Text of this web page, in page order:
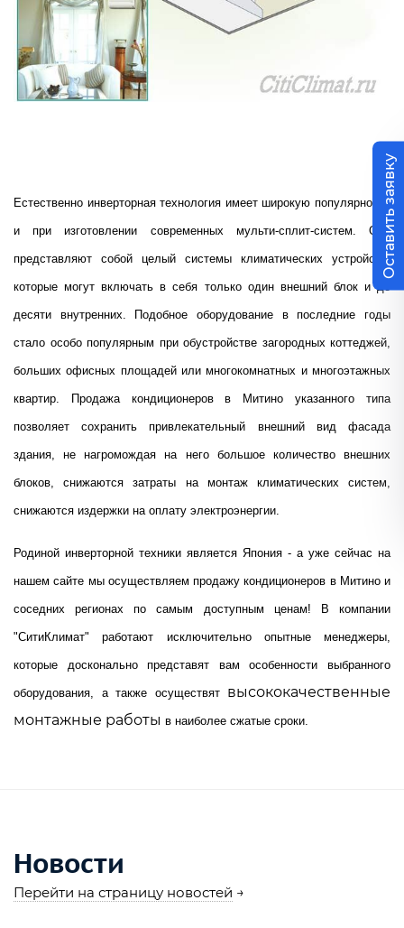
Естественно инверторная технология имеет широкую популярность
и при изготовлении современных мульти-сплит-систем. Они
представляют собой целый системы климатических устройств,
которые могут включать в себя только один внешний блок и до
десяти внутренних. Подобное оборудование в последние годы
стало особо популярным при обустройстве загородных коттеджей,
больших офисных площадей или многокомнатных и многоэтажных
квартир. Продажа кондиционеров в Митино указанного типа
позволяет сохранить привлекательный внешний вид фасада
здания, не нагромождая на него большое количество внешних
блоков, снижаются затраты на монтаж климатических систем,
снижаются издержки на оплату электроэнергии.
Родиной инверторной техники является Япония - а уже сейчас на
нашем сайте мы осуществляем продажу кондиционеров в Митино и
соседних регионах по самым доступным ценам! В компании
"СитиКлимат" работают исключительно опытные менеджеры,
которые досконально представят вам особенности выбранного
оборудования, а также осуществят высококачественные
монтажные работы в наиболее сжатые сроки.
Новости
Перейти на страницу новостей →
Оставить заявку